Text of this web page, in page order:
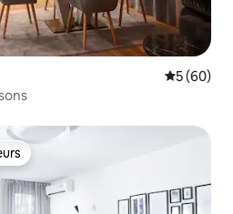
5 (60)
les plus appréciés